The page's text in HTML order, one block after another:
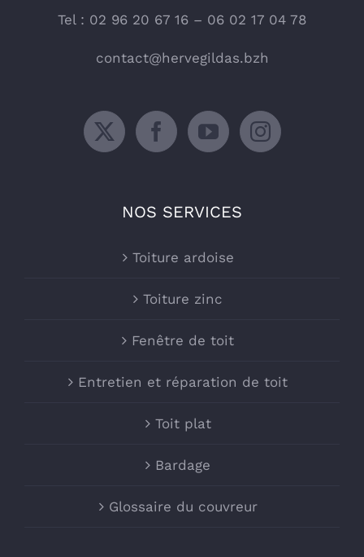
Tel : 02 96 20 67 16 – 06 02 17 04 78
contact@hervegildas.bzh
NOS SERVICES
Toiture ardoise
Toiture zinc
Fenêtre de toit
Entretien et réparation de toit
Toit plat
Bardage
Glossaire du couvreur